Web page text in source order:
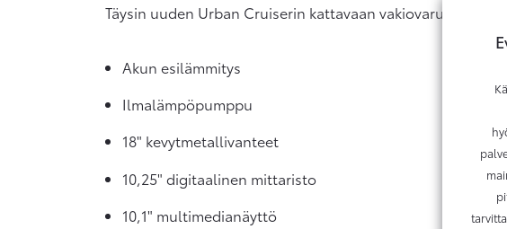
Täysin uuden Urban Cruiserin kattavaan vakiovarusteluun
Akun esilämmitys
Ilmalämpöpumppu
18" kevytmetallivanteet
10,25" digitaalinen mittaristo
10,1" multimedianäyttö